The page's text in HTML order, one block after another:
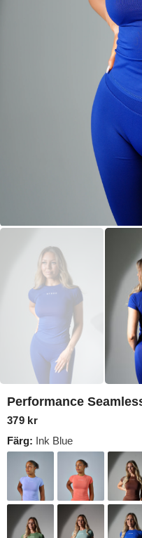
Performance
379 kr
Färg: Ink Blue